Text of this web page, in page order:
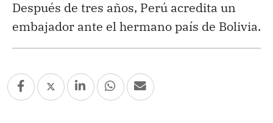
Después de tres años, Perú acredita un
embajador ante el hermano país de Bolivia.